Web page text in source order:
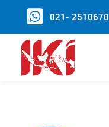
021- 2510670